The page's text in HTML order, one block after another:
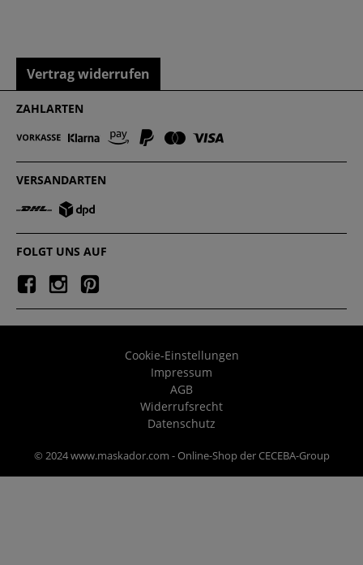
Vertrag widerrufen
ZAHLARTEN
VERSANDARTEN
FOLGT UNS AUF
Cookie-Einstellungen
Impressum
AGB
Widerrufsrecht
Datenschutz
© 2024 www.maskador.com - Online-Shop der CECEBA-Group